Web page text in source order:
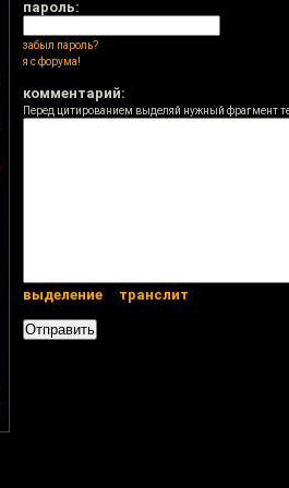
пароль:
забыл пароль?
я с форума!
комментарий:
Перед цитированием выделяй нужный фрагмент
выделение транслит